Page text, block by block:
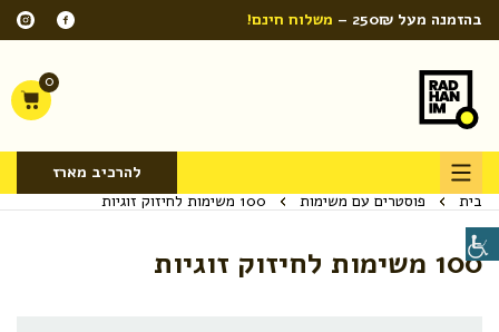
בהזמנה מעל 250₪ – משלוח חינם!
0
להרכיב מארז
בית
פוסטרים עם משימות 100 משימות לחיזוק זוגיות
100 משימות לחיזוק זוגיות